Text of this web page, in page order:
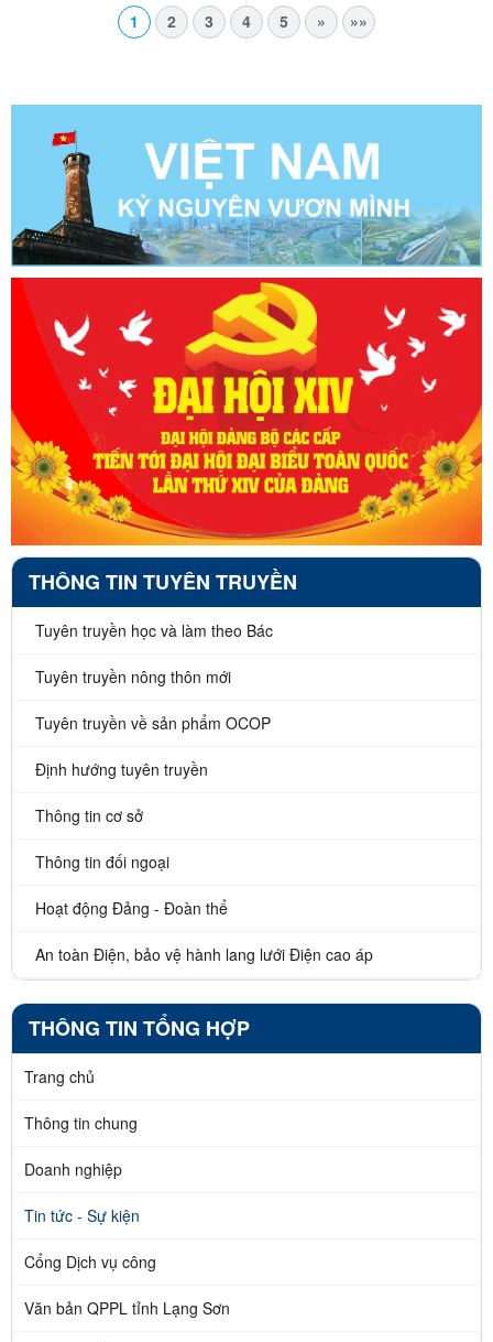
1 2 3 4 5 » »»
THÔNG TIN TUYÊN TRUYỀN
Tuyên truyền học và làm theo Bác
Tuyên truyền nông thôn mới
Tuyên truyền về sản phẩm OCOP
Định hướng tuyên truyền
Thông tin cơ sở
Thông tin đối ngoại
Hoạt động Đảng - Đoàn thể
An toàn Điện, bảo vệ hành lang lưới Điện cao áp
THÔNG TIN TỔNG HỢP
Trang chủ
Thông tin chung
Doanh nghiệp
Tin tức - Sự kiện
Cổng Dịch vụ công
Văn bản QPPL tỉnh Lạng Sơn